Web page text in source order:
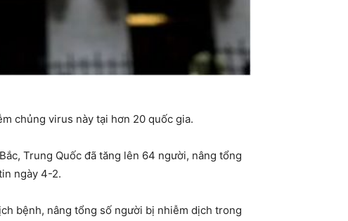
chủng virus này tại hơn 20 quốc gia.
Trung Quốc đã tăng lên 64 người, nâng tổng
ngày 4-2.
bệnh, nâng tổng số người bị nhiễm dịch trong